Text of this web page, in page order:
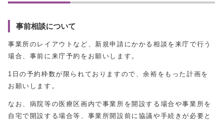
事前相談について
事業所のレイアウトなど、新規申請にかかる相談を来庁で行う
場合、事前に来庁予約をお願いします。
1日の予約枠数が限られておりますので、余裕をもった計画を
お願いします。
なお、病院等の医療区画内で事業所を開設する場合や事業所を
自宅で開設する場合等、事業所開設前に協議や手続きが必要と